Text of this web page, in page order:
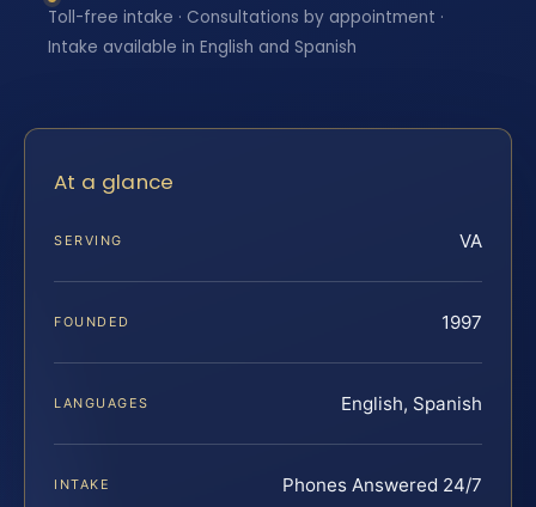
Toll-free intake · Consultations by appointment ·
Intake available in English and Spanish
At a glance
SERVING VA
FOUNDED 1997
LANGUAGES English, Spanish
INTAKE Phones Answered 24/7